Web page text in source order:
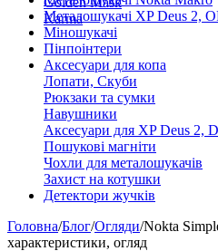
Karma
Металошукачі XP Deus 2,
Міношукачі
Пінпоінтери
Аксесуари для копа
Лопати, Скуби
Рюкзаки та сумки
Навушники
Аксесуари для XP Deus 2,
Пошукові магніти
Чохли для металошукачів
Захист на котушки
Детектори жучків
Головна/Блог/Огляди/Nokta
характеристики, огляд